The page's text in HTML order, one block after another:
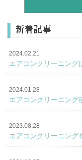
新着記事
2024.02.21
エアコンクリーニング
2024.01.28
エアコンクリーニング
2023.08.28
エアコンクリーニング